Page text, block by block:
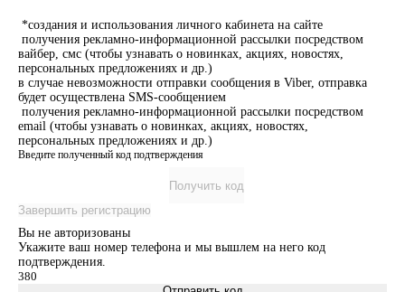
*создания и использования личного кабинета на сайте
получения рекламно-информационной рассылки посредством
вайбер, смс (чтобы узнавать о новинках, акциях, новостях,
персональных предложениях и др.)
в случае невозможности отправки сообщения в Viber, отправка
будет осуществлена SMS-сообщением
получения рекламно-информационной рассылки посредством
email (чтобы узнавать о новинках, акциях, новостях,
персональных предложениях и др.)
Введите полученный код подтверждения
Получить код
Завершить регистрацию
Вы не авторизованы
Укажите ваш номер телефона и мы вышлем на него код
подтверждения.